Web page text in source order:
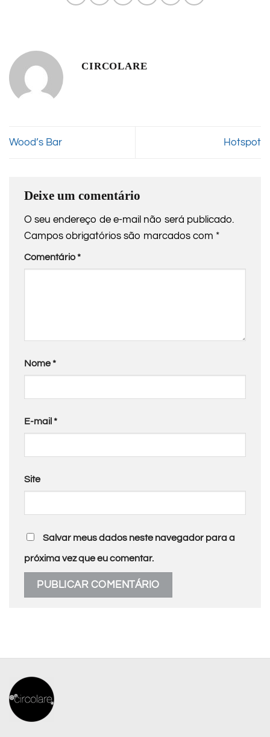
CIRCOLARE
Wood’s Bar Hotspot
Deixe um comentário
O seu endereço de e-mail não será publicado.
Campos obrigatórios são marcados com *
Comentário*
Nome*
E-mail *
Site
Salvar meus dados neste navegador para a
próxima vez que eu comentar.